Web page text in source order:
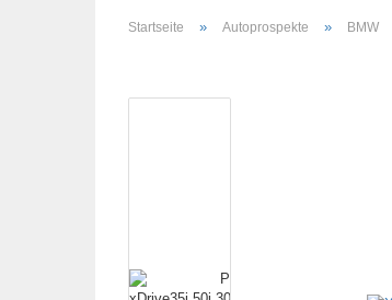
Startseite » Autoprospekte » BMW